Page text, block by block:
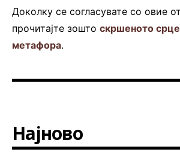
Доколку се согласувате со овие
прочитајте зошто скршеното
метафора.
Најново